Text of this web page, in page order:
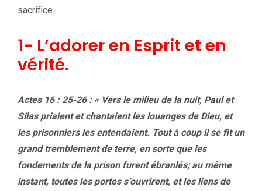
sacrifice.
1- L’adorer en Esprit et en
vérité.
Actes 16 : 25-26 : « Vers le milieu de la nuit, Paul et
Silas priaient et chantaient les louanges de Dieu, et
les prisonniers les entendaient. Tout à coup il se fit un
grand tremblement de terre, en sorte que les
fondements de la prison furent ébranlés; au même
instant, toutes les portes s’ouvrirent, et les liens de